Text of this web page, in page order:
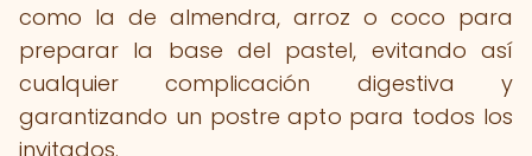
como la de almendra, arroz o coco para
preparar la base del pastel, evitando así
cualquier complicación digestiva y
garantizando un postre apto para todos los
invitados.